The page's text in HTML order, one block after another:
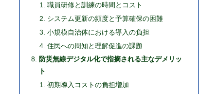
職員研修と訓練の時間とコスト
システム更新の頻度と予算確保の困難
小規模自治体における導入の負担
住民への周知と理解促進の課題
防災無線デジタル化で指摘される主なデメリッ
ト
初期導入コストの負担増加